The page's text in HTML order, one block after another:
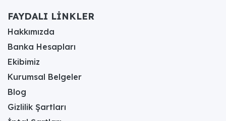
FAYDALI LİNKLER
Hakkımızda
Banka Hesapları
Ekibimiz
Kurumsal Belgeler
Blog
Gizlilik Şartları